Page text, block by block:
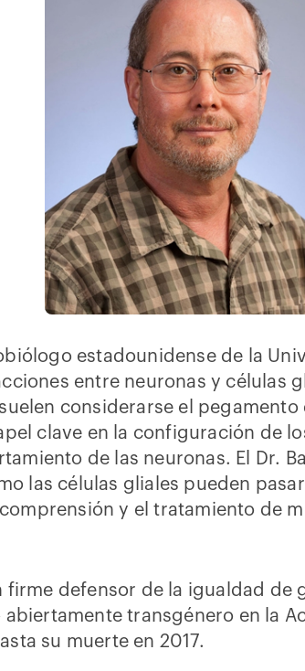
estadounidense de la
entre neuronas y células
considerarse el
clave en la configuración de
de las neuronas. El Dr.
las células gliales pueden
y el tratamiento de
firme defensor de la igualdad de
transgénero en la
su muerte en 2017.